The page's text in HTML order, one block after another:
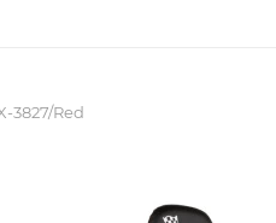
3827/Red